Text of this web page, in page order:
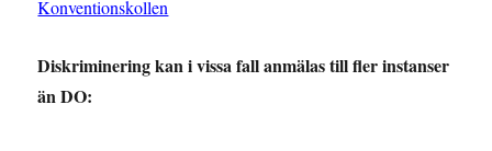
Konventionskollen
Diskriminering kan i vissa fall anmälas till fler instanser
än DO: